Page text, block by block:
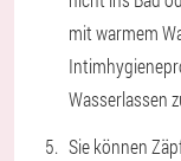
mit warmem
Wasserlassen
Sie können